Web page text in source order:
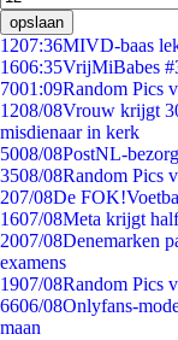
opslaan
1207:36MIVD-baas
1606:35VrijMiBabes
7001:09Random Pics
1208/08Vrouw krijgt
misdienaar in kerk
5008/08PostNL-
3508/08Random Pics
207/08De
1607/08Meta krijgt
2007/08Denemarken
examens
1907/08Random Pics
6606/08Onlyfans-
maan